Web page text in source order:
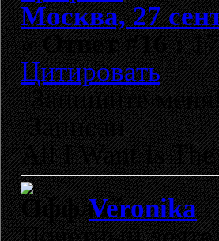
Москва, 27
«Ответ #16 :
Цитировать
Запишите
Записан
All I Want Is
Veronika